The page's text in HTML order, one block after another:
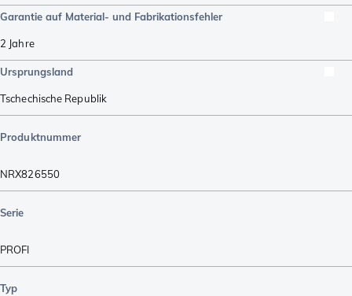
Garantie auf Material- und Fabrikationsfehler
2 Jahre
Ursprungsland
Tschechische Republik
Produktnummer
NRX826550
Serie
PROFI
Typ